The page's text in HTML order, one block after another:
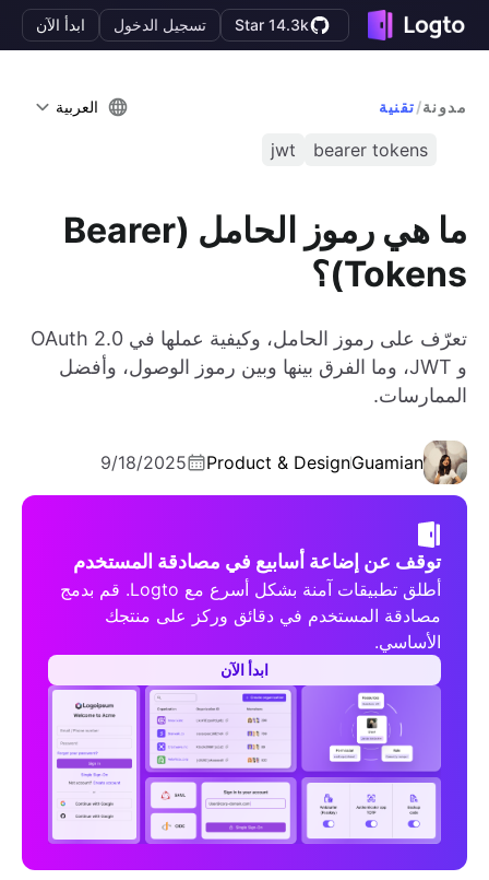
Star 14.3k تسجيل الدخول ابدأ الآن
مدونة/تقنية العربية
bearer tokens
jwt
ما هي رموز الحامل (Bearer
Tokens)؟
تعرّف على رموز الحامل، وكيفية عملها في OAuth 2.0
و JWT، وما الفرق بينها وبين رموز الوصول، وأفضل
الممارسات.
Guamian
Product & Design
9/18/2025
توقف عن إضاعة أسابيع في مصادقة المستخدم
أطلق تطبيقات آمنة بشكل أسرع مع Logto. قم بدمج
مصادقة المستخدم في دقائق وركز على منتجك
الأساسي.
ابدأ الآن